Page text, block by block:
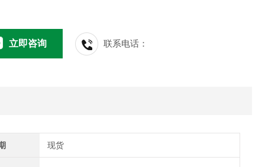
立即咨询 联系电话：
现货